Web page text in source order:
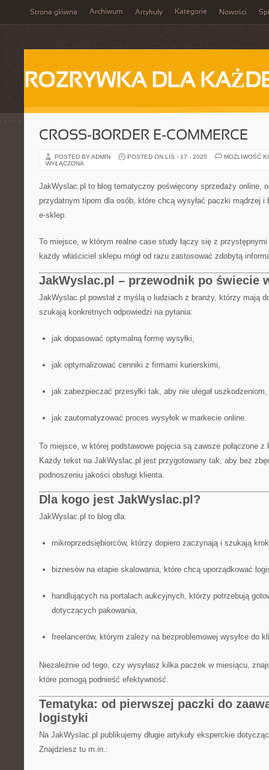
Strona główna Archiwum Artykuły Kategorie Nowości
ROZRYWKA DLA
CROSS-BORDER E-COMMERCE
POSTED BY ADMIN POSTED ON LIS - 17 - 2025
MOŻLIWOŚĆ
WYŁĄCZONA
JakWyslac.pl to blog tematyczny poświęcony sprzedaży online,
przydatnym tipom dla osób, które chcą wysyłać paczki mądrzej i
e-sklep.
To miejsce, w którym realne case study łączy się z
każdy właściciel sklepu mógł od razu zastosować zdobytą
JakWyslac.pl – przewodnik po świecie
JakWyslac.pl powstał z myślą o ludziach z branży, którzy mają
szukają konkretnych odpowiedzi na pytania:
jak dopasować optymalną formę wysyłki,
jak optymalizować cenniki z firmami kurierskimi,
jak zabezpieczać przesyłki tak, aby nie ulegał uszkodzeniom,
jak zautomatyzować proces wysyłek w markecie online.
To miejsce, w której podstawowe pojęcia są zawsze połączone
Każdy tekst na JakWyslac.pl jest przygotowany tak, aby bez
podnoszeniu jakości obsługi klienta.
Dla kogo jest JakWyslac.pl?
JakWyslac.pl to blog dla:
mikroprzedsiębiorców, którzy dopiero zaczynają i szukają
biznesów na etapie skalowania, które chcą uporządkować
handlujących na portalach aukcyjnych, którzy potrzebują
dotyczących pakowania,
freelancerów, którym zależy na bezproblemowej wysyłce do
Niezależnie od tego, czy wysyłasz kilka paczek w miesiącu,
które pomogą podnieść efektywność.
Tematyka: od pierwszej paczki do
logistyki
Na JakWyslac.pl publikujemy długie artykuły eksperckie
Znajdziesz tu m.in.: